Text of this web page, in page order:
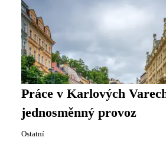
Práce v Karlových
jednosměnný provoz
Ostatní